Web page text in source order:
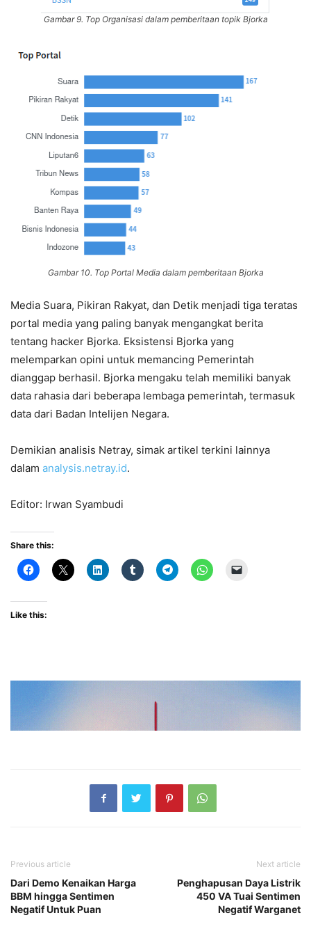
Gambar 9. Top Organisasi dalam pemberitaan topik Bjorka
Gambar 10. Top Portal Media dalam pemberitaan Bjorka
Media Suara, Pikiran Rakyat, dan Detik menjadi tiga teratas
portal media yang paling banyak mengangkat berita
tentang hacker Bjorka. Eksistensi Bjorka yang
melemparkan opini untuk memancing Pemerintah
dianggap berhasil. Bjorka mengaku telah memiliki banyak
data rahasia dari beberapa lembaga pemerintah, termasuk
data dari Badan Intelijen Negara.
Demikian analisis Netray, simak artikel terkini lainnya
dalam analysis.netray.id.
Editor: Irwan Syambudi
Share this:
Like this:
Previous article
Dari Demo Kenaikan Harga
BBM hingga Sentimen
Negatif Untuk Puan
Next article
Penghapusan Daya Listrik
450 VA Tuai Sentimen
Negatif Warganet